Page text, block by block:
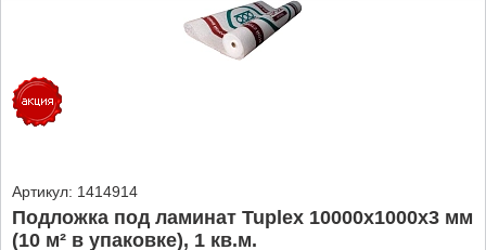
Артикул: 1414914
Подложка под ламинат Tuplex 10000x1000x3 мм
(10 м² в упаковке), 1 кв.м.